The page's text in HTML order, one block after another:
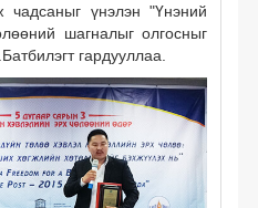
чадсаныг үнэлэн "Үнэний
шагналыг олгосныг
гардууллаа.